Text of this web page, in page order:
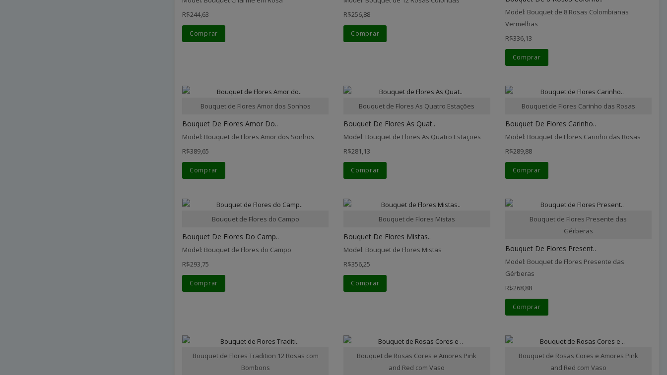
R$244,63
Comprar
R$256,88
Comprar
Model: Bouquet de 8 Rosas Colombianas
Vermelhas
R$336,13
Comprar
Bouquet de Flores Amor dos Sonhos
Bouquet De Flores Amor Do..
Model: Bouquet de Flores Amor dos Sonhos
R$389,65
Comprar
Bouquet de Flores As Quatro Estações
Bouquet De Flores As Quat..
Model: Bouquet de Flores As Quatro Estações
R$281,13
Comprar
Bouquet de Flores Carinho das Rosas
Bouquet De Flores Carinho..
Model: Bouquet de Flores Carinho das Rosas
R$289,88
Comprar
Bouquet de Flores do Campo
Bouquet De Flores Do Camp..
Model: Bouquet de Flores do Campo
R$293,75
Comprar
Bouquet de Flores Mistas
Bouquet De Flores Mistas..
Model: Bouquet de Flores Mistas
R$356,25
Comprar
Bouquet de Flores Presente das
Gérberas
Bouquet De Flores Present..
Model: Bouquet de Flores Presente das
Gérberas
R$268,88
Comprar
Bouquet de Flores Tradition 12 Rosas com
Bombons
Bouquet de Rosas Cores e Amores Pink
and Red com Vaso
Bouquet de Rosas Cores e Amores Pink
and Red com Vaso